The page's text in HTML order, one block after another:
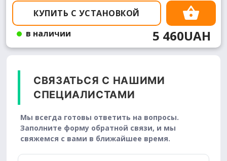
КУПИТЬ С УСТАНОВКОЙ
в наличии
5 460UAH
СВЯЗАТЬСЯ С НАШИМИ
СПЕЦИАЛИСТАМИ
Мы всегда готовы ответить на вопросы.
Заполните форму обратной связи, и мы
свяжемся с вами в ближайшее время.